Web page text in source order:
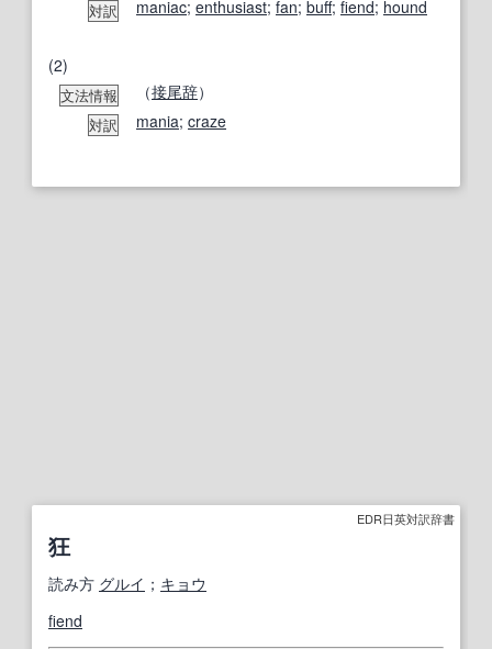
対訳 maniac; enthusiast; fan; buff; fiend; hound
(2)
文法情報 （接尾辞）
対訳 mania; craze
EDR日英対訳辞書
狂
読み方 グルイ ； キョウ
fiend